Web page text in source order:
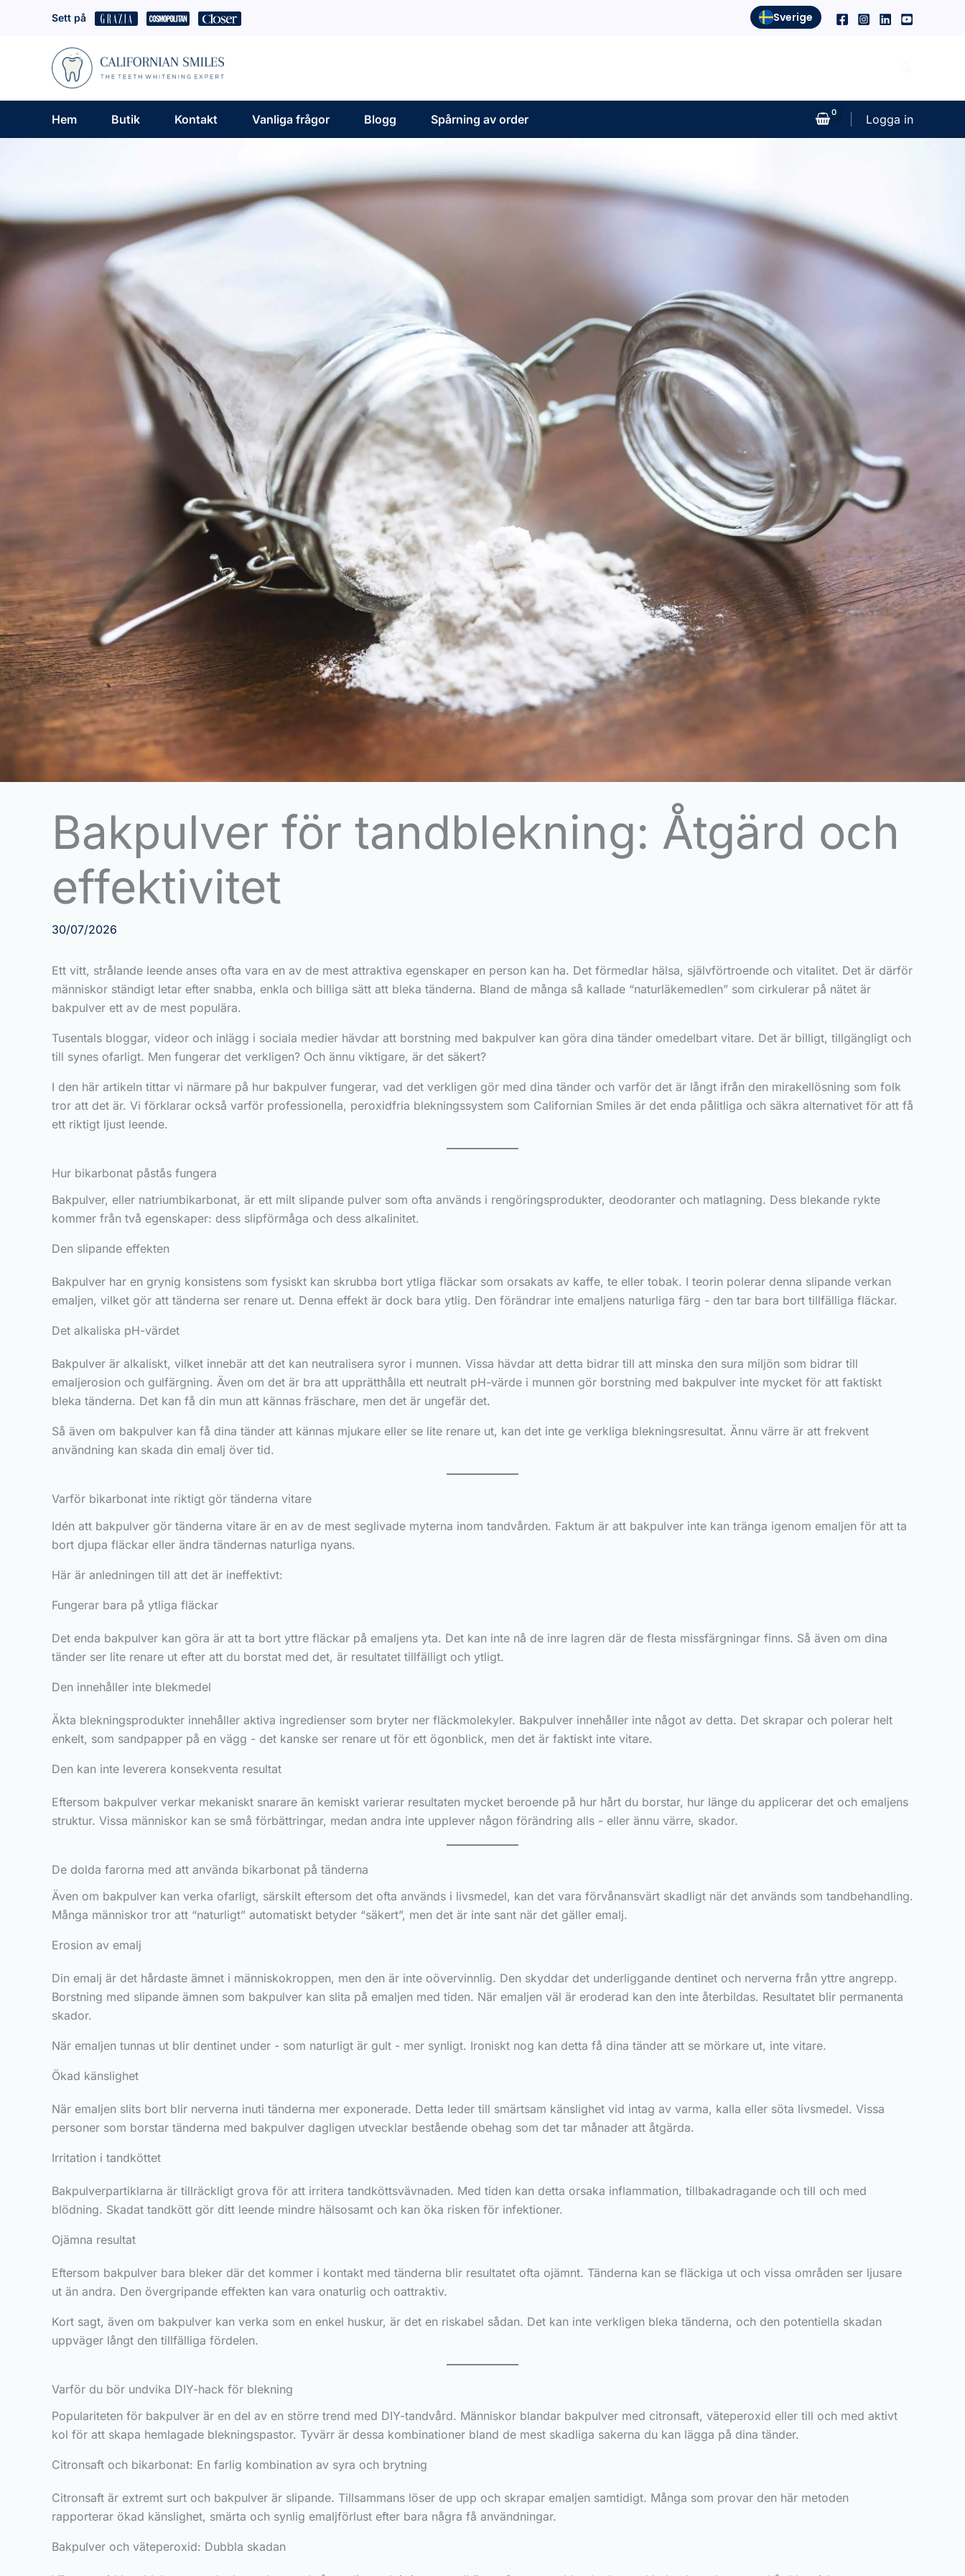
Sett på Sverige
Hem Butik Kontakt Vanliga frågor Blogg Spårning av order Logga in
Bakpulver för tandblekning: Åtgärd och
effektivitet
30/07/2026
Ett vitt, strålande leende anses ofta vara en av de mest attraktiva egenskaper en person kan ha. Det förmedlar hälsa, självförtroende och vitalitet. Det är därför
människor ständigt letar efter snabba, enkla och billiga sätt att bleka tänderna. Bland de många så kallade “naturläkemedlen” som cirkulerar på nätet är
bakpulver ett av de mest populära.
Tusentals bloggar, videor och inlägg i sociala medier hävdar att borstning med bakpulver kan göra dina tänder omedelbart vitare. Det är billigt, tillgängligt och
till synes ofarligt. Men fungerar det verkligen? Och ännu viktigare, är det säkert?
I den här artikeln tittar vi närmare på hur bakpulver fungerar, vad det verkligen gör med dina tänder och varför det är långt ifrån den mirakellösning som folk
tror att det är. Vi förklarar också varför professionella, peroxidfria blekningssystem som Californian Smiles är det enda pålitliga och säkra alternativet för att få
ett riktigt ljust leende.
Hur bikarbonat påstås fungera
Bakpulver, eller natriumbikarbonat, är ett milt slipande pulver som ofta används i rengöringsprodukter, deodoranter och matlagning. Dess blekande rykte
kommer från två egenskaper: dess slipförmåga och dess alkalinitet.
Den slipande effekten
Bakpulver har en grynig konsistens som fysiskt kan skrubba bort ytliga fläckar som orsakats av kaffe, te eller tobak. I teorin polerar denna slipande verkan
emaljen, vilket gör att tänderna ser renare ut. Denna effekt är dock bara ytlig. Den förändrar inte emaljens naturliga färg - den tar bara bort tillfälliga fläckar.
Det alkaliska pH-värdet
Bakpulver är alkaliskt, vilket innebär att det kan neutralisera syror i munnen. Vissa hävdar att detta bidrar till att minska den sura miljön som bidrar till
emaljerosion och gulfärgning. Även om det är bra att upprätthålla ett neutralt pH-värde i munnen gör borstning med bakpulver inte mycket för att faktiskt
bleka tänderna. Det kan få din mun att kännas fräschare, men det är ungefär det.
Så även om bakpulver kan få dina tänder att kännas mjukare eller se lite renare ut, kan det inte ge verkliga blekningsresultat. Ännu värre är att frekvent
användning kan skada din emalj över tid.
Varför bikarbonat inte riktigt gör tänderna vitare
Idén att bakpulver gör tänderna vitare är en av de mest seglivade myterna inom tandvården. Faktum är att bakpulver inte kan tränga igenom emaljen för att ta
bort djupa fläckar eller ändra tändernas naturliga nyans.
Här är anledningen till att det är ineffektivt:
Fungerar bara på ytliga fläckar
Det enda bakpulver kan göra är att ta bort yttre fläckar på emaljens yta. Det kan inte nå de inre lagren där de flesta missfärgningar finns. Så även om dina
tänder ser lite renare ut efter att du borstat med det, är resultatet tillfälligt och ytligt.
Den innehåller inte blekmedel
Äkta blekningsprodukter innehåller aktiva ingredienser som bryter ner fläckmolekyler. Bakpulver innehåller inte något av detta. Det skrapar och polerar helt
enkelt, som sandpapper på en vägg - det kanske ser renare ut för ett ögonblick, men det är faktiskt inte vitare.
Den kan inte leverera konsekventa resultat
Eftersom bakpulver verkar mekaniskt snarare än kemiskt varierar resultaten mycket beroende på hur hårt du borstar, hur länge du applicerar det och emaljens
struktur. Vissa människor kan se små förbättringar, medan andra inte upplever någon förändring alls - eller ännu värre, skador.
De dolda farorna med att använda bikarbonat på tänderna
Även om bakpulver kan verka ofarligt, särskilt eftersom det ofta används i livsmedel, kan det vara förvånansvärt skadligt när det används som tandbehandling.
Många människor tror att “naturligt” automatiskt betyder “säkert”, men det är inte sant när det gäller emalj.
Erosion av emalj
Din emalj är det hårdaste ämnet i människokroppen, men den är inte oövervinnlig. Den skyddar det underliggande dentinet och nerverna från yttre angrepp.
Borstning med slipande ämnen som bakpulver kan slita på emaljen med tiden. När emaljen väl är eroderad kan den inte återbildas. Resultatet blir permanenta
skador.
När emaljen tunnas ut blir dentinet under - som naturligt är gult - mer synligt. Ironiskt nog kan detta få dina tänder att se mörkare ut, inte vitare.
Ökad känslighet
När emaljen slits bort blir nerverna inuti tänderna mer exponerade. Detta leder till smärtsam känslighet vid intag av varma, kalla eller söta livsmedel. Vissa
personer som borstar tänderna med bakpulver dagligen utvecklar bestående obehag som det tar månader att åtgärda.
Irritation i tandköttet
Bakpulverpartiklarna är tillräckligt grova för att irritera tandköttsvävnaden. Med tiden kan detta orsaka inflammation, tillbakadragande och till och med
blödning. Skadat tandkött gör ditt leende mindre hälsosamt och kan öka risken för infektioner.
Ojämna resultat
Eftersom bakpulver bara bleker där det kommer i kontakt med tänderna blir resultatet ofta ojämnt. Tänderna kan se fläckiga ut och vissa områden ser ljusare
ut än andra. Den övergripande effekten kan vara onaturlig och oattraktiv.
Kort sagt, även om bakpulver kan verka som en enkel huskur, är det en riskabel sådan. Det kan inte verkligen bleka tänderna, och den potentiella skadan
uppväger långt den tillfälliga fördelen.
Varför du bör undvika DIY-hack för blekning
Populariteten för bakpulver är en del av en större trend med DIY-tandvård. Människor blandar bakpulver med citronsaft, väteperoxid eller till och med aktivt
kol för att skapa hemlagade blekningspastor. Tyvärr är dessa kombinationer bland de mest skadliga sakerna du kan lägga på dina tänder.
Citronsaft och bikarbonat: En farlig kombination av syra och brytning
Citronsaft är extremt surt och bakpulver är slipande. Tillsammans löser de upp och skrapar emaljen samtidigt. Många som provar den här metoden
rapporterar ökad känslighet, smärta och synlig emaljförlust efter bara några få användningar.
Bakpulver och väteperoxid: Dubbla skadan